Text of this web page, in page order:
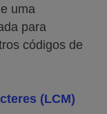
uma
para
códigos de
(LCM)